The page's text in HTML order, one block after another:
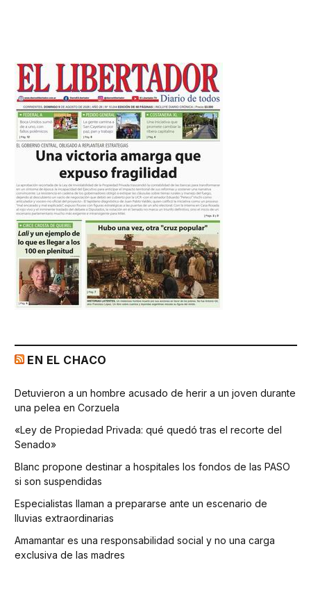
EN EL CHACO
Detuvieron a un hombre acusado de herir a un joven durante
una pelea en Corzuela
«Ley de Propiedad Privada: qué quedó tras el recorte del
Senado»
Blanc propone destinar a hospitales los fondos de las PASO
si son suspendidas
Especialistas llaman a prepararse ante un escenario de
lluvias extraordinarias
Amamantar es una responsabilidad social y no una carga
exclusiva de las madres